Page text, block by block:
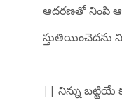
ఆదరణతో నింపి
స్తుతియించెదను
|| నిన్ను బట్టియే